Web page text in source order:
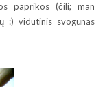
paprikos (čili; man
vidutinis svogūnas